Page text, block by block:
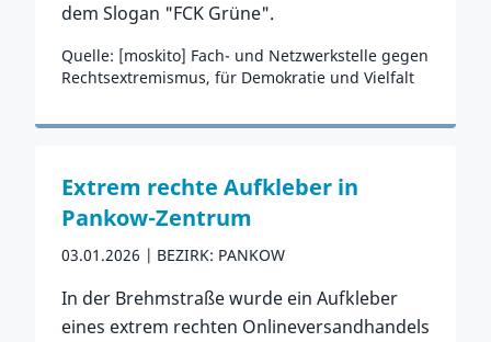
dem Slogan "FCK Grüne".
Quelle: [moskito] Fach- und Netzwerkstelle gegen
Rechtsextremismus, für Demokratie und Vielfalt
Zum Vorfall
Extrem rechte Aufkleber in
Pankow-Zentrum
03.01.2026 BEZIRK: PANKOW
In der Brehmstraße wurde ein Aufkleber
eines extrem rechten Onlineversandhandels